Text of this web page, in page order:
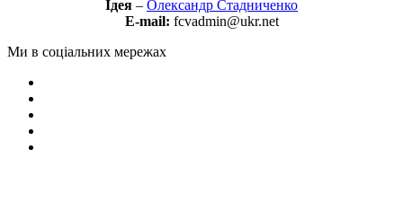
Ідея – Олександр Стадниченко
E-mail: fcvadmin@ukr.net
Ми в соціальних мережах